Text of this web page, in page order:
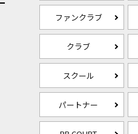
ファンクラブ
クラブ
スクール
パートナー